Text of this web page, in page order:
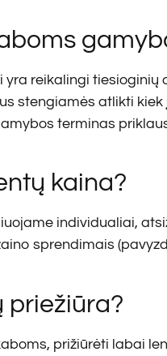
reikalingi
stengiamės atlikti
terminas
kaina?
individualiai,
sprendimais
priežiūra?
prižiūrėti labai